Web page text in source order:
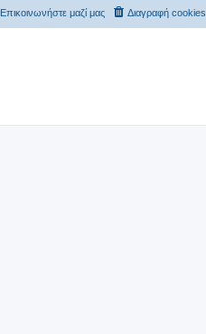
Διαγραφή cookies
Επικοινωνήστε μαζί μας